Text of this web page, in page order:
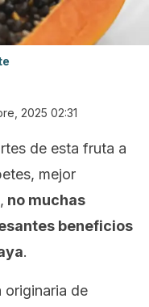
2025 02:31
de esta fruta a
mejor
, no muchas
beneficios
.
originaria de